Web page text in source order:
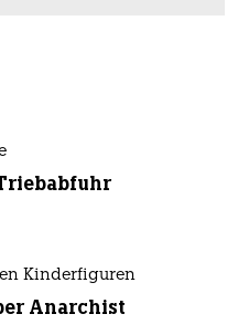
Kinderfiguren
Anarchist